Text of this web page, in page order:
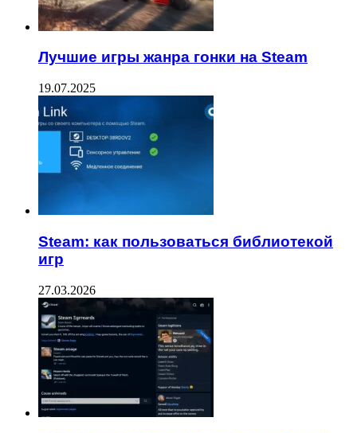
Лучшие игры жанра гонки на Steam
19.07.2025
Steam: как пользоваться библиотекой
игр
27.03.2026